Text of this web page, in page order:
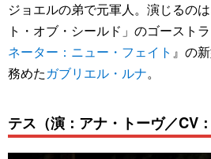
ジョエルの弟で元軍人。演じるの
ト・オブ・シールド」のゴースト
ネーター：ニュー・フェイト 』の
務めたガブリエル・ルナ。
テス（演：アナ・トーヴ／CV